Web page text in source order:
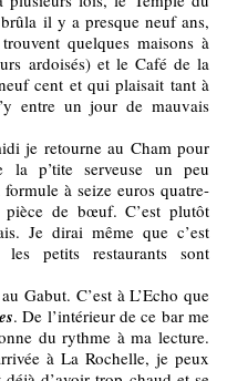
il y a presque neuf ans,
quelques maisons à
ardoisés) et le Café de la
cent et qui plaisait tant à
entre un jour de mauvais
je retourne au Cham pour
la p’tite serveuse un peu
à seize euros quatre-
de bœuf. C’est plutôt
Je dirai même que c’est
petits restaurants sont
Gabut. C’est à L’Echo que
. De l’intérieur de ce bar me
du rythme à ma lecture.
à La Rochelle, je peux